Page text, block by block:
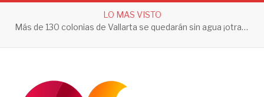
LO MAS VISTO
Más de 130 colonias de Vallarta se quedarán sin agua ¡otra vez!